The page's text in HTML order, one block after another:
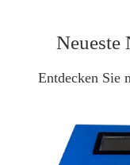
Neueste
Entdecken Sie